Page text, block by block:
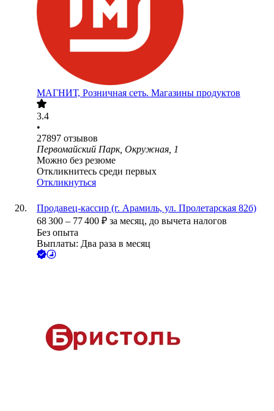
МАГНИТ, Розничная сеть. Магазины продуктов
3.4
•
27897 отзывов
Первомайский Парк, Окружная, 1
Можно без резюме
Откликнитесь среди первых
Откликнуться
Продавец-кассир (г. Арамиль, ул. Пролетарская 82б)
68 300 – 77 400 ₽ за месяц, до вычета налогов
Без опыта
Выплаты: Два раза в месяц